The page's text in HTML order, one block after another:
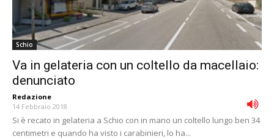
Schio
Va in gelateria con un coltello da macellaio:
denunciato
Redazione -
14 Febbraio 2018
Si è recato in gelateria a Schio con in mano un coltello lungo ben 34
centimetri e quando ha visto i carabinieri, lo ha...